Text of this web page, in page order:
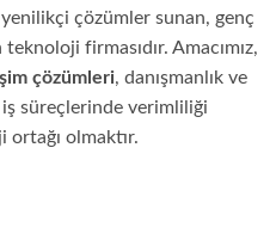
çözümler sunan, genç
firmasıdır. Amacımız,
çözümleri, danışmanlık ve
süreçlerinde verimliliği
olmaktır.